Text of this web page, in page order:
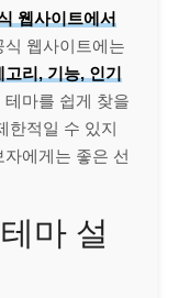
웹사이트에서
식 웹사이트에는
고리, 기능, 인기
마를 쉽게 찾을
한적일 수 있지
에게는 좋은 선
마 설